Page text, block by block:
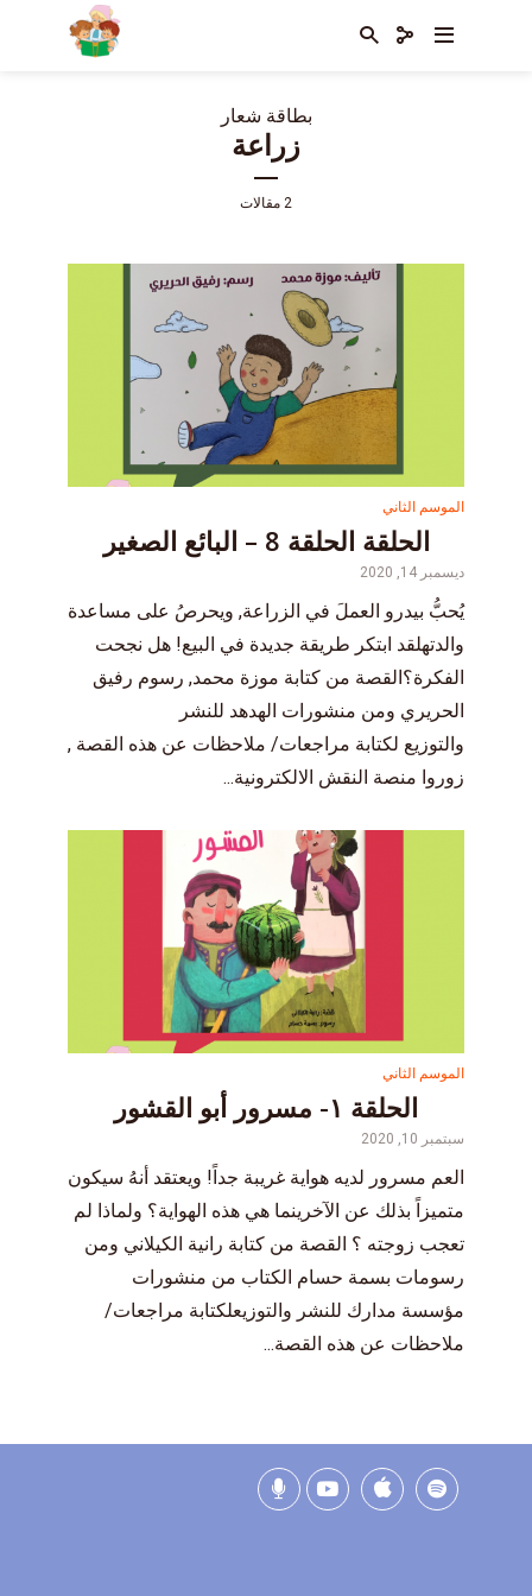
بطاقة شعار
زراعة
2 مقالات
الموسم الثاني
الحلقة الحلقة 8 – البائع الصغير
ديسمبر 14, 2020
يُحبُّ بيدرو العملَ في الزراعة, ويحرصُ على مساعدة
والدتهلقد ابتكر طريقة جديدة في البيع! هل نجحت
الفكرة؟القصة من كتابة موزة محمد, رسوم رفيق
الحريري ومن منشورات الهدهد للنشر
والتوزيع ‎لكتابة مراجعات/ ملاحظات عن هذه القصة ,
زوروا منصة النقش الالكترونية...
الموسم الثاني
الحلقة ١- مسرور أبو القشور
سبتمبر 10, 2020
العم مسرور لديه هواية غريبة جداً! ويعتقد أنهُ سيكون
متميزاً بذلك عن الآخرينما هي هذه الهواية؟ ولماذا لم
تعجب زوجته ؟ القصة من كتابة رانية الكيلاني ومن
رسومات بسمة حسام الكتاب من منشورات
مؤسسة مدارك للنشر والتوزيعلكتابة مراجعات/
ملاحظات عن هذه القصة...